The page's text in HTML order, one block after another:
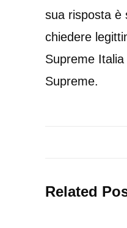
sua risposta è
chiedere
Supreme
Supreme.
Related